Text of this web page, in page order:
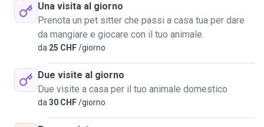
Je suis une personne très fiable, responsable et attentive.
Je prends toujours le temps de m’adapter au caractère et
aux besoins de chaque animal afin qu’il se sente en
sécurité et à l’aise.
Pendant les promenades ou les visites, j’envoie
volontiers des photos et des nouvelles pour que vous
Una visita al giorno
Prenota un pet sitter che passi a casa tua per dare
da mangiare e giocare con il tuo animale.
da 25 CHF/giorno
Due visite al giorno
Due visite a casa per il tuo animale domestico
da 30 CHF/giorno